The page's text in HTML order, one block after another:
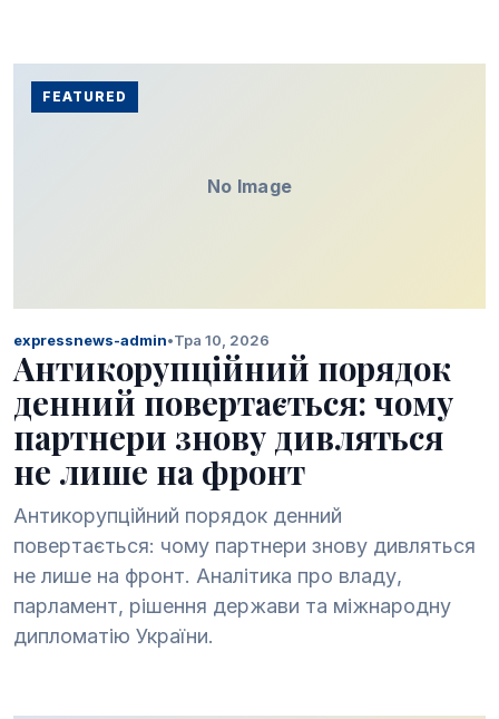
No Image
FEATURED
expressnews-admin•Тра 10, 2026
Антикорупційний порядок
денний повертається: чому
партнери знову дивляться
не лише на фронт
Антикорупційний порядок денний
повертається: чому партнери знову дивляться
не лише на фронт. Аналітика про владу,
парламент, рішення держави та міжнародну
дипломатію України.